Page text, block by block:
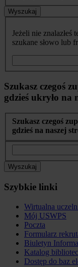
Wyszukaj
Jeżeli nie znalazłeś
szukane słowo lub
Szukasz czegoś
gdzieś ukryło na
Szukasz czegoś
gdzieś na naszej
Wyszukaj
Szybkie linki
Wirtualna
Mój USWPS
Poczta
Formularz
Biuletyn
Katalog
Dostęp do baz